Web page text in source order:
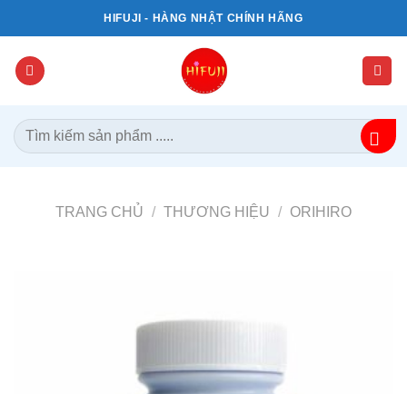
qua
dung
HIFUJI - HÀNG NHẬT CHÍNH HÃNG
Tìm
kiếm:
TRANG CHỦ / THƯƠNG HIỆU / ORIHIRO